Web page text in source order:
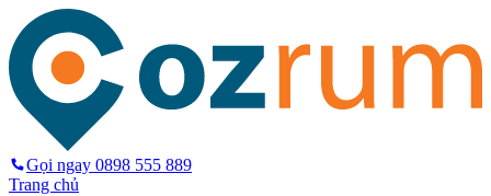
Gọi ngay 0898 555 889
Trang chủ